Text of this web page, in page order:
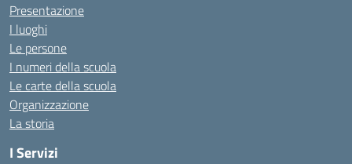
Presentazione
I luoghi
Le persone
I numeri della scuola
Le carte della scuola
Organizzazione
La storia
I Servizi